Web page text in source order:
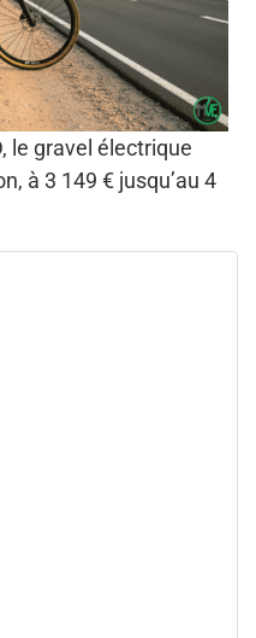
le gravel électrique
à 3 149 € jusqu’au 4